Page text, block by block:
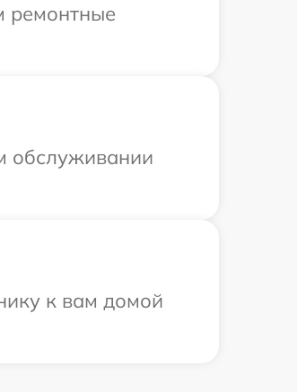
ремонтные
обслуживании
к вам домой